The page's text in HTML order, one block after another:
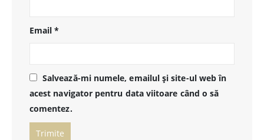
Email*
Salvează-mi numele, emailul și site-ul web în
acest navigator pentru data viitoare când o să
comentez.